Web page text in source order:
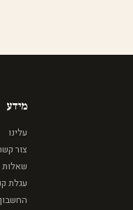
מידע
עלינו
צור
שאלות
עגלת